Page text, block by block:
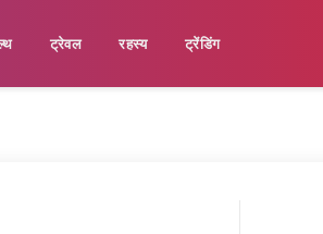
ट्रेवल रहस्य ट्रेंडिंग